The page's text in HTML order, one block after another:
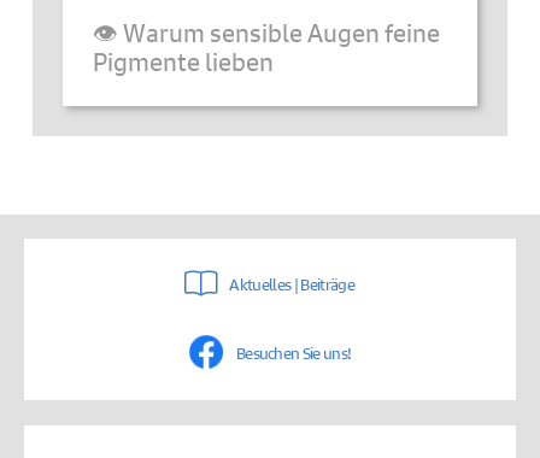
👁️ Warum sensible Augen feine
Pigmente lieben
Aktuelles | Beiträge
Besuchen Sie uns!